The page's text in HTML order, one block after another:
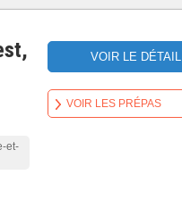
et-
VOIR LE DÉTAIL
VOIR LES PRÉPAS